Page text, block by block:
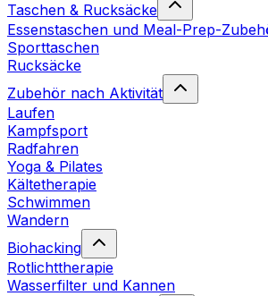
Taschen & Rucksäcke
Essenstaschen und Meal-Prep-
Sporttaschen
Rucksäcke
Zubehör nach Aktivität
Laufen
Kampfsport
Radfahren
Yoga & Pilates
Kältetherapie
Schwimmen
Wandern
Biohacking
Rotlichttherapie
Wasserfilter und Kannen